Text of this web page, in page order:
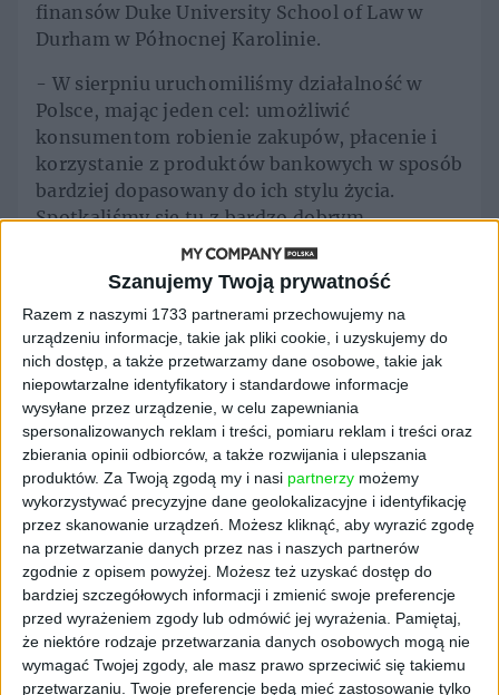
Szanujemy Twoją prywatność
Razem z naszymi 1733 partnerami przechowujemy na
urządzeniu informacje, takie jak pliki cookie, i uzyskujemy do
nich dostęp, a także przetwarzamy dane osobowe, takie jak
niepowtarzalne identyfikatory i standardowe informacje
wysyłane przez urządzenie, w celu zapewniania
spersonalizowanych reklam i treści, pomiaru reklam i treści oraz
zbierania opinii odbiorców, a także rozwijania i ulepszania
produktów. Za Twoją zgodą my i nasi partnerzy możemy
wykorzystywać precyzyjne dane geolokalizacyjne i identyfikację
przez skanowanie urządzeń. Możesz kliknąć, aby wyrazić zgodę
na przetwarzanie danych przez nas i naszych partnerów
zgodnie z opisem powyżej. Możesz też uzyskać dostęp do
bardziej szczegółowych informacji i zmienić swoje preferencje
przed wyrażeniem zgody lub odmówić jej wyrażenia.
Pamiętaj,
że niektóre rodzaje przetwarzania danych osobowych mogą nie
wymagać Twojej zgody, ale masz prawo sprzeciwić się takiemu
przetwarzaniu. Twoje preferencje będą mieć zastosowanie tylko
finansów Duke University School of Law w
Durham w Północnej Karolinie.
- W sierpniu uruchomiliśmy działalność w
Polsce, mając jeden cel: umożliwić
konsumentom robienie zakupów, płacenie i
korzystanie z produktów bankowych w sposób
bardziej dopasowany do ich stylu życia.
Spotkaliśmy się tu z bardzo dobrym
przyjęciem, dzięki czemu Polska szybko stała
się jednym z naszych najszybciej
rozwijających się rynków. Dołączanie do
naszego zespołu najlepszych menedżerów
świadczy o naszym zaangażowaniu w
dostarczanie polskim konsumentów jak
najlepszych doświadczeń zakupowych - mówi
Camilla Giesecke, szefowa ds. ekspansji w
Klarna.
- Jestem pod wrażeniem ogromnego wzrostu,
jaki Klarna osiąga na świecie i w Polsce, a
także tempa, w jakim rewolucjonizuje branżę
do niedawna zdominowaną przez
wysokokosztowe kredyty. Z 16-letnim
doświadczeniem i 90 milionami
użytkowników w 18 krajach, Klarna jest dziś
światowym liderem zmian w sposobie robienia